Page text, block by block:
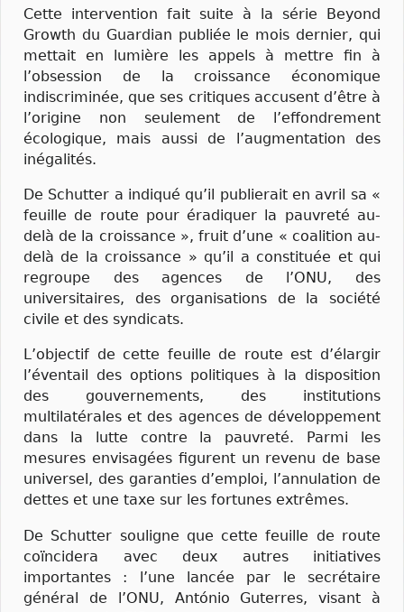
Cette intervention fait suite à la série Beyond
Growth du Guardian publiée le mois dernier, qui
mettait en lumière les appels à mettre fin à
l’obsession de la croissance économique
indiscriminée, que ses critiques accusent d’être à
l’origine non seulement de l’effondrement
écologique, mais aussi de l’augmentation des
inégalités.
De Schutter a indiqué qu’il publierait en avril sa «
feuille de route pour éradiquer la pauvreté au-
delà de la croissance », fruit d’une « coalition au-
delà de la croissance » qu’il a constituée et qui
regroupe des agences de l’ONU, des
universitaires, des organisations de la société
civile et des syndicats.
L’objectif de cette feuille de route est d’élargir
l’éventail des options politiques à la disposition
des gouvernements, des institutions
multilatérales et des agences de développement
dans la lutte contre la pauvreté. Parmi les
mesures envisagées figurent un revenu de base
universel, des garanties d’emploi, l’annulation de
dettes et une taxe sur les fortunes extrêmes.
De Schutter souligne que cette feuille de route
coïncidera avec deux autres initiatives
importantes : l’une lancée par le secrétaire
général de l’ONU, António Guterres, visant à